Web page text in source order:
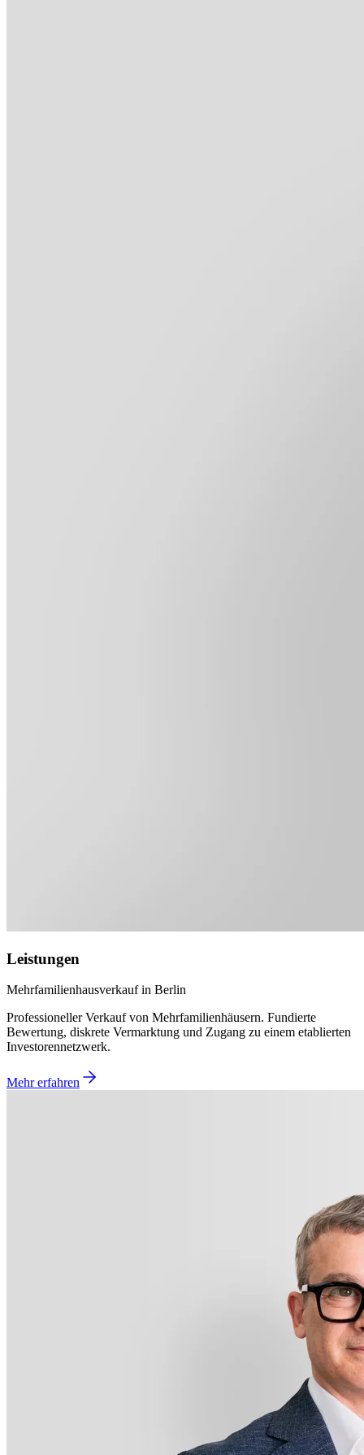
Leistungen
Mehrfamilienhausverkauf in Berlin
Professioneller Verkauf von Mehrfamilienhäusern. Fundierte
Bewertung, diskrete Vermarktung und Zugang zu einem etablierten
Investorennetzwerk.
Mehr erfahren